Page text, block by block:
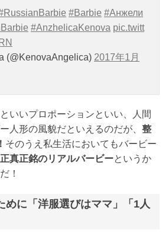
#Barbie #Анжели
#AnzhelicaKenova pic.twitt
(@KenovaAngelica) 2017年1月
いいプロポーションといい、人間
人形の風貌だといえるのだが、 整
そのうえ私生活においてもバービー
正真正銘のリアルバービーというか
！
めに「洋服選びはママ」「1人